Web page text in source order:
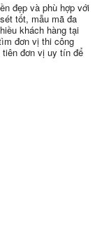
đẹp và phù hợp với
tốt, mẫu mã đa
khách hàng tại
đơn vị thi công
đơn vị uy tín để